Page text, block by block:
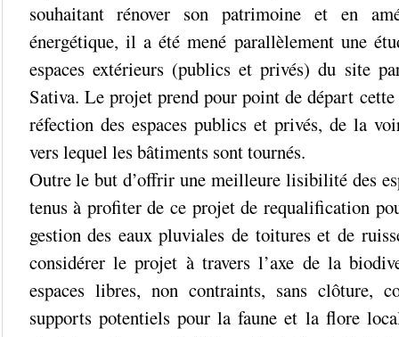
souhaitant rénover son patrimoine et en
énergétique, il a été mené parallèlement une
espaces extérieurs (publics et privés) du site
Sativa. Le projet prend pour point de départ
réfection des espaces publics et privés, de la
vers lequel les bâtiments sont tournés.
Outre le but d’offrir une meilleure lisibilité des
tenus à profiter de ce projet de requalification
gestion des eaux pluviales de toitures et de
considérer le projet à travers l’axe de la
espaces libres, non contraints, sans clôture,
supports potentiels pour la faune et la flore